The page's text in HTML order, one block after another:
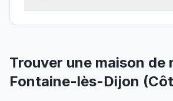
Trouver une maison de
Fontaine-lès-Dijon (